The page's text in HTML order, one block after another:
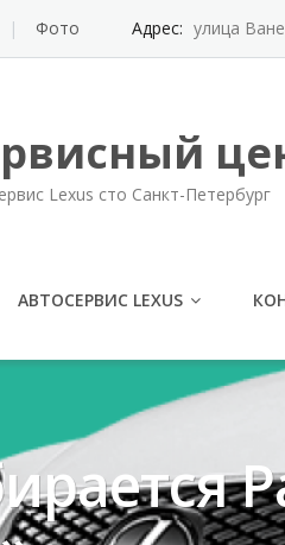
Фото Адрес: улица
Lexus сто Санкт-Петербург
АВТОСЕРВИС LEXUS